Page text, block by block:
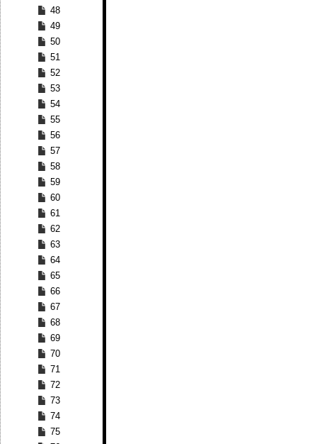
48
49
50
51
52
53
54
55
56
57
58
59
60
61
62
63
64
65
66
67
68
69
70
71
72
73
74
75